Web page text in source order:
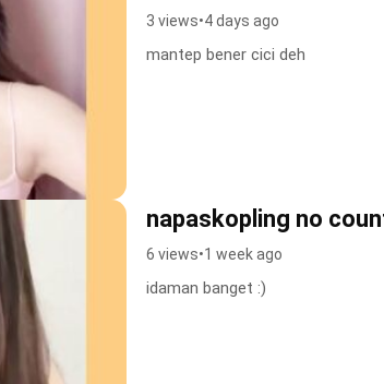
3 views•4 days ago
mantep bener cici deh
napaskopling no
6 views•1 week ago
idaman banget :)